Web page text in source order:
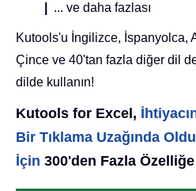
... ve daha fazlası
Kutools'u İngilizce, İspanyolca,
Çince ve 40'tan fazla diğer dil
dilde kullanın!
Kutools for Excel,
Bir Tıklama Uzağında
İçin 300'den Fazla